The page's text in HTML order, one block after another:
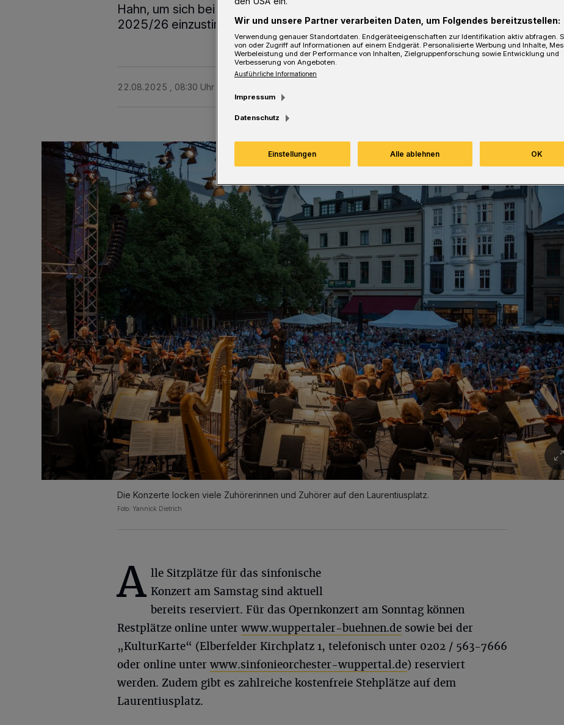
Hahn, um sich bei sommerlicher Atmosphäre auf die Spielzeit
2025/26 einzustimmen. Der Eintritt ist frei.
22.08.2025 , 08:30 Uhr
Die Konzerte locken viele Zuhörerinnen und Zuhörer auf den Laurentiusplatz.
Foto: Yannick Dietrich
A lle Sitzplätze für das sinfonische
Konzert am Samstag sind aktuell
bereits reserviert. Für das Opernkonzert am Sonntag können
Restplätze online unter www.wuppertaler-buehnen.de sowie bei der
„KulturKarte“ (Elberfelder Kirchplatz 1, telefonisch unter 0202 / 563-7666
oder online unter www.sinfonieorchester-wuppertal.de) reserviert
werden. Zudem gibt es zahlreiche kostenfreie Stehplätze auf dem
Laurentiusplatz.
Wir und unsere Partner verarbeiten Daten, um Folgendes bereitzustellen:
Verwendung genauer Standortdaten. Endgeräteeigenschaften zur Identifikation aktiv abfragen.
von oder Zugriff auf Informationen auf einem Endgerät. Personalisierte Werbung und Inhalte,
Werbeleistung und der Performance von Inhalten, Zielgruppenforschung sowie Entwicklung und
Verbesserung von Angeboten.
Ausführliche Informationen
Impressum
Datenschutz
Einstellungen Alle ablehnen OK